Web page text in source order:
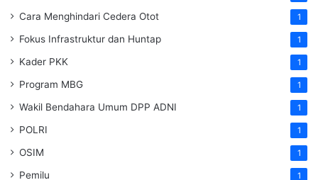
Cara Menghindari Cedera Otot 1
Fokus Infrastruktur dan Huntap 1
Kader PKK 1
Program MBG 1
Wakil Bendahara Umum DPP ADNI 1
POLRI 1
OSIM 1
Pemilu 1